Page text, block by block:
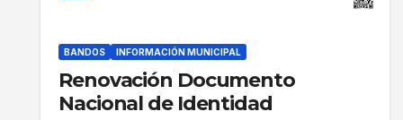
BANDOS INFORMACIÓN MUNICIPAL
Renovación Documento
Nacional de Identidad